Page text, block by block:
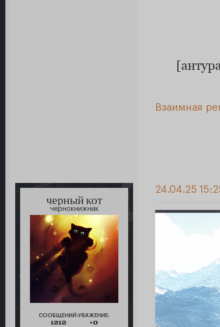
Взаимная
черный кот
чернокнижник
СООБЩЕНИЙ:
1212
УВАЖЕНИЕ:
+0
24.04.25